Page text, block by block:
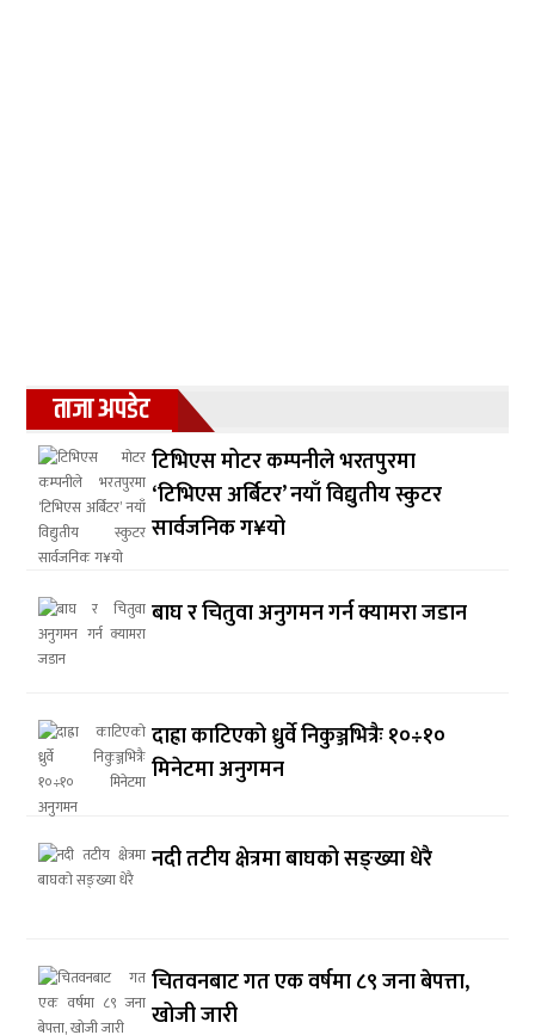
ताजा अपडेट
टिभिएस मोटर कम्पनीले भरतपुरमा
‘टिभिएस अर्बिटर’ नयाँ विद्युतीय स्कुटर
सार्वजनिक ग¥यो
बाघ र चितुवा अनुगमन गर्न क्यामरा जडान
दाह्रा काटिएको ध्रुर्वे निकुञ्जभित्रैः १०÷१०
मिनेटमा अनुगमन
नदी तटीय क्षेत्रमा बाघको सङ्ख्या धेरै
चितवनबाट गत एक वर्षमा ८९ जना बेपत्ता,
खोजी जारी